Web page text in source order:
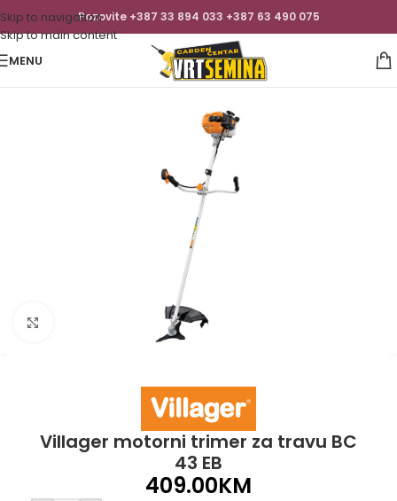
Skip to navigation
Skip to main content
Pozovite +387 33 894 033 +387 63 490 075
MENU
Villager motorni trimer za travu BC
43 EB
409.00KM